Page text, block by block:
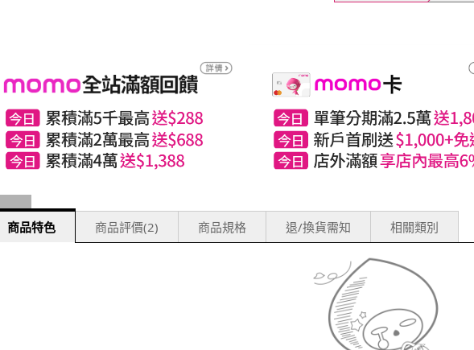
商品特色 商品評價(2) 商品規格 退/換貨需知 相關類別